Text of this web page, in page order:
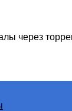
через